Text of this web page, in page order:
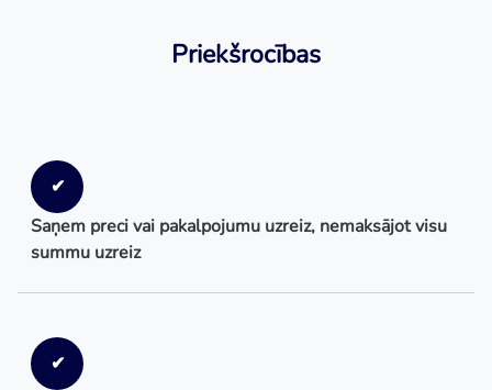
Priekšrocības
✔
Saņem preci vai pakalpojumu uzreiz, nemaksājot visu
summu uzreiz
✔